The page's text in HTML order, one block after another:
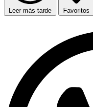
Leer más tarde Favoritos